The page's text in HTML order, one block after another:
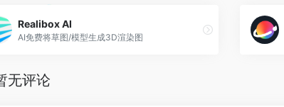
Realibox AI
AI免费将草图/模型生成3D渲染图
无评论